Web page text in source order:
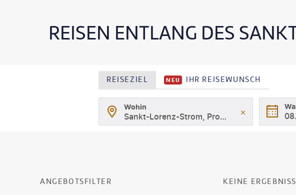
REISEN ENTLANG DES
REISEZIEL NEU IHR REISEWUNSCH
Wohin
Sankt-Lorenz-Strom, Provinz Québec
ANGEBOTSFILTER KEINE